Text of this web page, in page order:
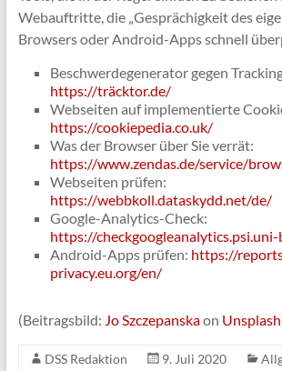
Webauftritte, die „Gesprächigkeit des
Browsers oder Android-Apps schnell
Beschwerdegenerator gegen
https://träcktor.de/
Webseiten auf implementierte
https://cookiepedia.co.uk/
Was der Browser über Sie verrät:
https://www.zendas.de/service/
Webseiten prüfen:
https://webbkoll.dataskydd.net/de/
Google-Analytics-Check:
https://
Android-Apps prüfen: https://
privacy.eu.org/en/
(Beitragsbild: Jo Szczepanskaon Unsplash
DSS Redaktion 9. Juli 2020